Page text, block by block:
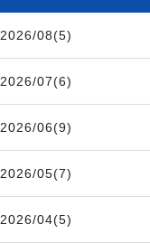
2026/08(5)
2026/07(6)
2026/06(9)
2026/05(7)
2026/04(5)